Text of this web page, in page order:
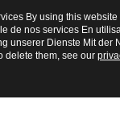
By using this
de nos services En
unserer Dienste Mit
delete them, see our